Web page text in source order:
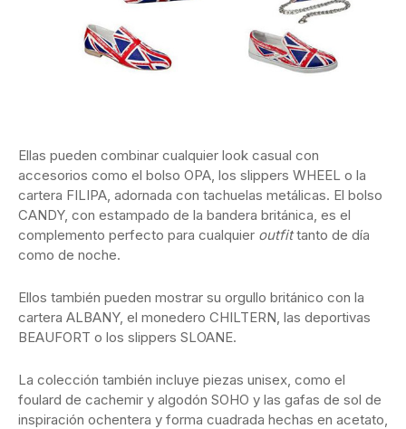
Ellas pueden combinar cualquier look casual con
accesorios como el bolso OPA, los slippers WHEEL o la
cartera FILIPA, adornada con tachuelas metálicas. El bolso
CANDY, con estampado de la bandera británica, es el
complemento perfecto para cualquier outfittanto de día
como de noche.
Ellos también pueden mostrar su orgullo británico con la
cartera ALBANY, el monedero CHILTERN, las deportivas
BEAUFORT o los slippers SLOANE.
La colección también incluye piezas unisex, como el
foulard de cachemir y algodón SOHO y las gafas de sol de
inspiración ochentera y forma cuadrada hechas en acetato,